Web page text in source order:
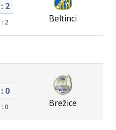
2
2 Beltinci
0
0 Brežice